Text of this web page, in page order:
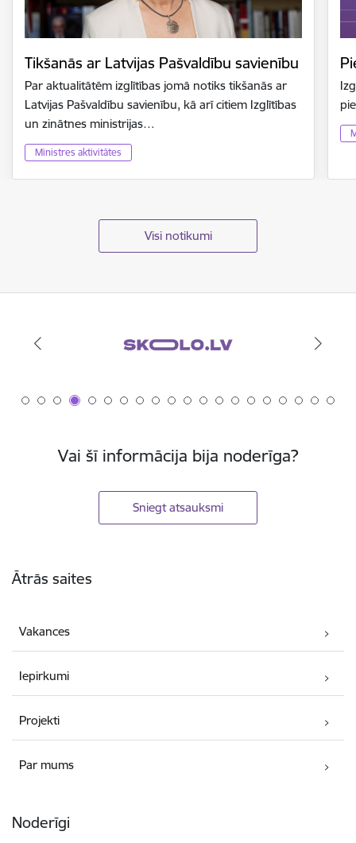
Tikšanās ar Latvijas Pašvaldību savienību
Par aktualitātēm izglītības jomā notiks tikšanās ar
Latvijas Pašvaldību savienību, kā arī citiem Izglītības
un zinātnes ministrijas…
Ministres aktivitātes
Visi notikumi
Vai šī informācija bija noderīga?
Sniegt atsauksmi
Ātrās saites
Vakances
Iepirkumi
Projekti
Par mums
Noderīgi